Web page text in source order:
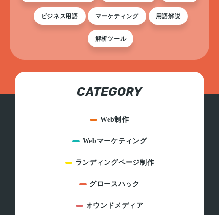
ビジネス用語 マーケティング 用語解説
解析ツール
CATEGORY
Web制作
Webマーケティング
ランディングページ制作
グロースハック
オウンドメディア